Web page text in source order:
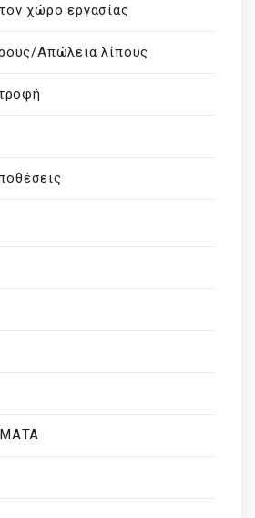
χώρο εργασίας
Απώλεια λίπους